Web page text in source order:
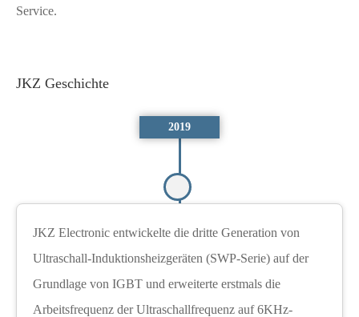
Service.
JKZ Geschichte
2019
JKZ Electronic entwickelte die dritte Generation von
Ultraschall-Induktionsheizgeräten (SWP-Serie) auf der
Grundlage von IGBT und erweiterte erstmals die
Arbeitsfrequenz der Ultraschallfrequenz auf 6KHz-